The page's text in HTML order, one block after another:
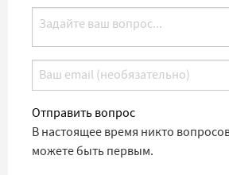
Отправить вопрос
В настоящее время никто
можете быть первым.